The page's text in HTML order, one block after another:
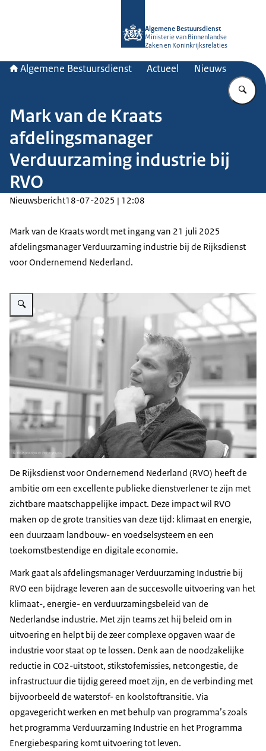
Algemene Bestuursdienst
Ministerie van Binnenlandse
Zaken en Koninkrijksrelaties
Algemene Bestuursdienst Actueel Nieuws
Mark van de Kraats
afdelingsmanager
Verduurzaming industrie bij
RVO
Nieuwsbericht18-07-2025 | 12:08
Mark van de Kraats wordt met ingang van 21 juli 2025
afdelingsmanager Verduurzaming industrie bij de Rijksdienst
voor Ondernemend Nederland.
Vergroot afbeelding Mark van de Kraats
De Rijksdienst voor Ondernemend Nederland (RVO) heeft de
ambitie om een excellente publieke dienstverlener te zijn met
zichtbare maatschappelijke impact. Deze impact wil RVO
maken op de grote transities van deze tijd: klimaat en energie,
een duurzaam landbouw- en voedselsysteem en een
toekomstbestendige en digitale economie.
Mark gaat als afdelingsmanager Verduurzaming Industrie bij
RVO een bijdrage leveren aan de succesvolle uitvoering van het
klimaat-, energie- en verduurzamingsbeleid van de
Nederlandse industrie. Met zijn teams zet hij beleid om in
uitvoering en helpt bij de zeer complexe opgaven waar de
industrie voor staat op te lossen. Denk aan de noodzakelijke
reductie in CO2-uitstoot, stikstofemissies, netcongestie, de
infrastructuur die tijdig gereed moet zijn, en de verbinding met
bijvoorbeeld de waterstof- en koolstoftransitie. Via
opgavegericht werken en met behulp van programma’s zoals
het programma Verduurzaming Industrie en het Programma
Energiebesparing komt uitvoering tot leven.